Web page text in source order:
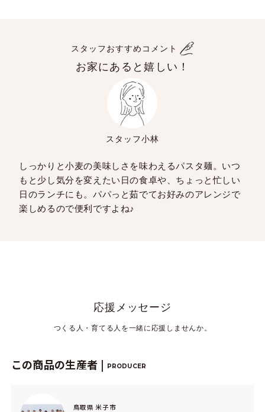
スタッフおすすめコメント
お家にあると嬉しい！
スタッフ小林
しっかりと小麦の美味しさを味わえるパスタ麺。いつ
もと少し気分を変えたい日の食卓や、ちょっと忙しい
日のランチにも。パパっと茹でてお好みのアレンジで
楽しめるので便利ですよね♪
応援メッセージ
つくる人・育てる人を一緒に応援しませんか。
この商品の生産者 | PRODUCER
鳥取県 米子市